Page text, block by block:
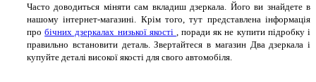
Часто доводиться міняти сам вкладиш дзеркала. Його ви знайдете в
нашому інтернет-магазині. Крім того, тут представлена ​​інформація
пробічних дзеркалах низької якості , поради як не купити підробку і
правильно встановити деталь. Звертайтеся в магазин Два дзеркала і
купуйте деталі високої якості для свого автомобіля.